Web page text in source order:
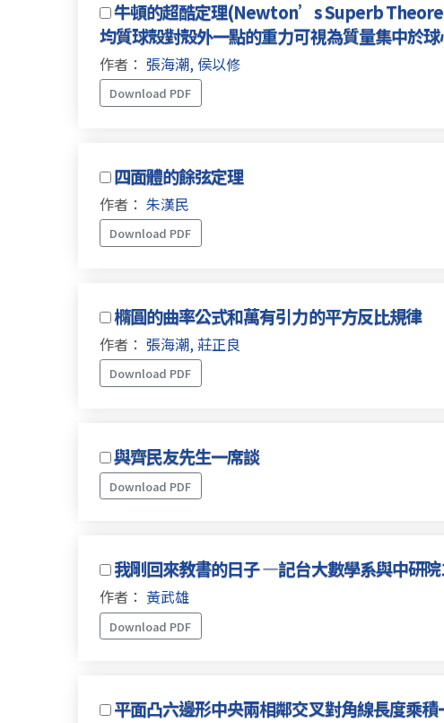
牛頓的超酷定理(Newton’s Superb
均質球殼對殼外一點的重力可視為質量集中於球
作者： 張海潮, 侯以修
Download PDF
四面體的餘弦定理
作者： 朱漢民
Download PDF
橢圓的曲率公式和萬有引力的平方反比規律
作者： 張海潮, 莊正良
Download PDF
與齊民友先生一席談
Download PDF
我剛回來教書的日子 —記台大數學系與中研
作者： 黃武雄
Download PDF
平面凸六邊形中央兩相鄰交叉對角線長度乘